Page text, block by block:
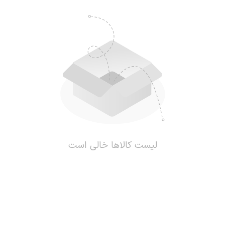
لیست کالاها خالی است